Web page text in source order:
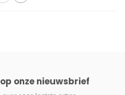
onze nieuwsbrief